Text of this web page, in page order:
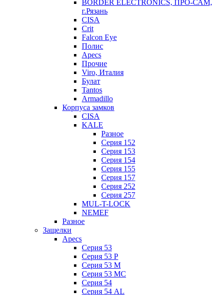
BORDER ELECTRONICS, ПРО-САМ,
г.Рязань
CISA
Crit
Falcon Eye
Полис
Apecs
Прочие
Viro, Италия
Булат
Tantos
Armadillo
Корпуса замков
CISA
KALE
Разное
Серия 152
Серия 153
Серия 154
Серия 155
Серия 157
Серия 252
Серия 257
MUL-T-LOCK
NEMEF
Разное
Защелки
Apecs
Серия 53
Серия 53 P
Серия 53 М
Серия 53 МC
Серия 54
Серия 54 AL